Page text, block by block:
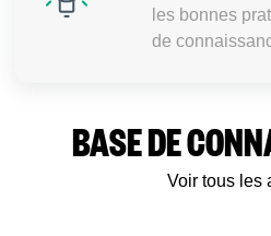
les bonnes
de
BASE DE
Voir tous les